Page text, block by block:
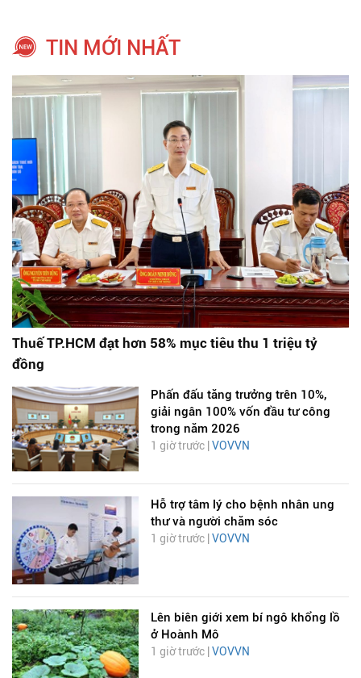
TIN MỚI NHẤT
Thuế TP.HCM đạt hơn 58% mục tiêu thu 1 triệu tỷ
đồng
Phấn đấu tăng trưởng trên 10%,
giải ngân 100% vốn đầu tư công
trong năm 2026
1 giờ trước | VOVVN
Hỗ trợ tâm lý cho bệnh nhân ung
thư và người chăm sóc
1 giờ trước |VOVVN
Lên biên giới xem bí ngô khổng lồ
ở Hoành Mô
1 giờ trước | VOVVN